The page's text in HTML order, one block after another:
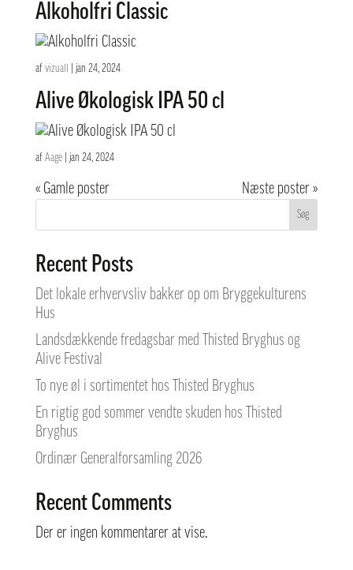
Alkoholfri Classic
af vizuall jan 24, 2024
Alive Økologisk IPA 50 cl
af Aage| jan 24, 2024
« Gamle poster Næste poster »
Søg
Recent Posts
Det lokale erhvervsliv bakker op om Bryggekulturens
Hus
Landsdækkende fredagsbar med Thisted Bryghus og
Alive Festival
To nye øl i sortimentet hos Thisted Bryghus
En rigtig god sommer vendte skuden hos Thisted
Bryghus
Ordinær Generalforsamling 2026
Recent Comments
Der er ingen kommentarer at vise.